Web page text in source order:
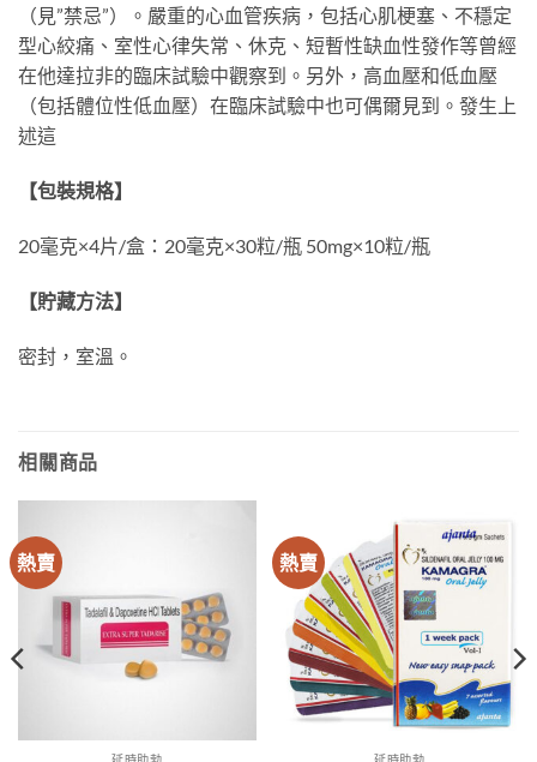
（見”禁忌”）。嚴重的心血管疾病，包括心肌梗塞、不穩定
型心絞痛、室性心律失常、休克、短暫性缺血性發作等曾經
在他達拉非的臨床試驗中觀察到。另外，高血壓和低血壓
（包括體位性低血壓）在臨床試驗中也可偶爾見到。發生上
述這
【包裝規格】
20毫克×4片/盒：20毫克×30粒/瓶 50mg×10粒/瓶
【貯藏方法】
密封，室溫。
相關商品
熱賣 熱賣